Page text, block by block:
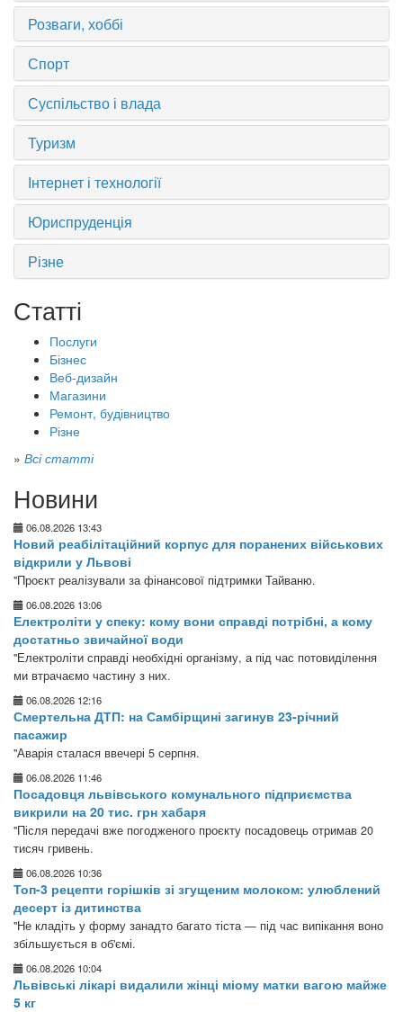
Розваги, хоббі
Спорт
Суспільство і влада
Туризм
Інтернет і технології
Юриспруденція
Різне
Статті
Послуги
Бізнес
Веб-дизайн
Магазини
Ремонт, будівництво
Різне
» Всі статті
Новини
06.08.2026 13:43
Новий реабілітаційний корпус для поранених військових
відкрили у Львові
"Проєкт реалізували за фінансової підтримки Тайваню.
06.08.2026 13:06
Електроліти у спеку: кому вони справді потрібні, а кому
достатньо звичайної води
"Електроліти справді необхідні організму, а під час потовиділення
ми втрачаємо частину з них.
06.08.2026 12:16
Смертельна ДТП: на Самбірщині загинув 23-річний
пасажир
"Аварія сталася ввечері 5 серпня.
06.08.2026 11:46
Посадовця львівського комунального підприємства
викрили на 20 тис. грн хабаря
"Після передачі вже погодженого проєкту посадовець отримав 20
тисяч гривень.
06.08.2026 10:36
Топ-3 рецепти горішків зі згущеним молоком: улюблений
десерт із дитинства
"Не кладіть у форму занадто багато тіста — під час випікання воно
збільшується в об'ємі.
06.08.2026 10:04
Львівські лікарі видалили жінці міому матки вагою майже
5 кг